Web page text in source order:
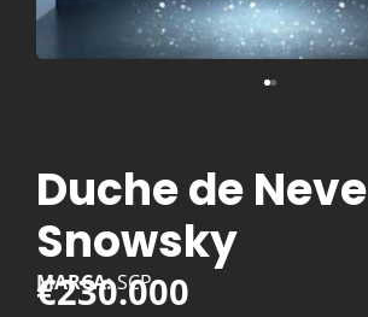
Duche de Neve
Snowsky
MARCA:SCP
€230.000